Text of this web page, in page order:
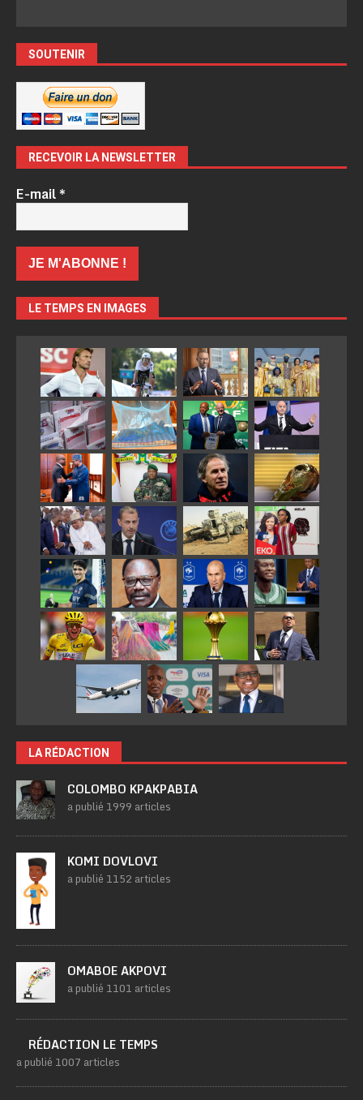
SOUTENIR
RECEVOIR LA NEWSLETTER
E-mail*
LE TEMPS EN IMAGES
LA RÉDACTION
COLOMBO KPAKPABIA
a publié 1999 articles
KOMI DOVLOVI
a publié 1152 articles
OMABOE AKPOVI
a publié 1101 articles
RÉDACTION LE TEMPS
a publié 1007 articles